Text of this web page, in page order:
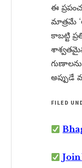
ఈ
మాత్రమే
కాబట్టి
అప్పుడే
FILED